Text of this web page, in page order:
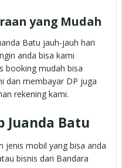
yang Mudah
Batu jauh-jauh hari
anda bisa kami
booking mudah bisa
dan membayar DP juga
rekening kami.
Juanda Batu
jenis mobil yang bisa anda
bisnis dari Bandara